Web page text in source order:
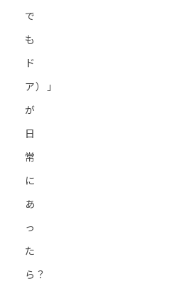
で
も
ド
ア）」
が
日
常
に
あ
っ
た
ら？